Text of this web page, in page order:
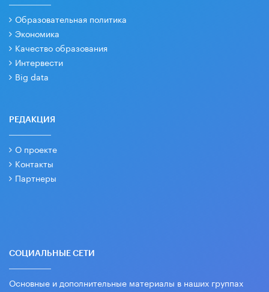
Образовательная политика
Экономика
Качество образования
Интервести
Big data
РЕДАКЦИЯ
О проекте
Контакты
Партнеры
СОЦИАЛЬНЫЕ СЕТИ
Основные и дополнительные материалы в наших группах